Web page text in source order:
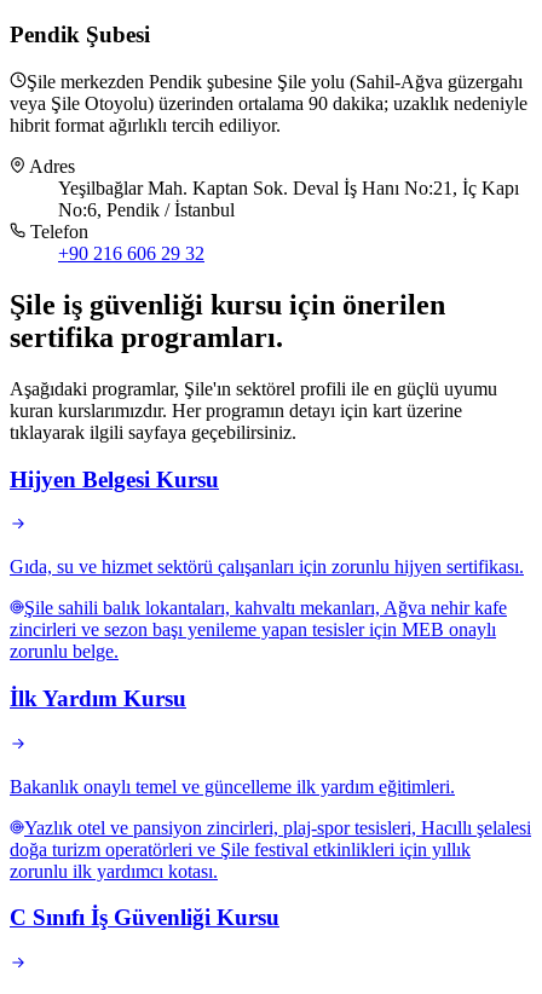
Pendik Şubesi
Şile merkezden Pendik şubesine Şile yolu (Sahil-Ağva güzergahı
veya Şile Otoyolu) üzerinden ortalama 90 dakika; uzaklık nedeniyle
hibrit format ağırlıklı tercih ediliyor.
Adres
Yeşilbağlar Mah. Kaptan Sok. Deval İş Hanı No:21, İç Kapı
No:6, Pendik / İstanbul
Telefon
+90 216 606 29 32
Şile iş güvenliği kursu için önerilen
sertifika programları.
Aşağıdaki programlar, Şile'ın sektörel profili ile en güçlü uyumu
kuran kurslarımızdır. Her programın detayı için kart üzerine
tıklayarak ilgili sayfaya geçebilirsiniz.
Hijyen Belgesi Kursu
Gıda, su ve hizmet sektörü çalışanları için zorunlu hijyen sertifikası.
Şile sahili balık lokantaları, kahvaltı mekanları, Ağva nehir kafe
zincirleri ve sezon başı yenileme yapan tesisler için MEB onaylı
zorunlu belge.
İlk Yardım Kursu
Bakanlık onaylı temel ve güncelleme ilk yardım eğitimleri.
Yazlık otel ve pansiyon zincirleri, plaj-spor tesisleri, Hacıllı şelalesi
doğa turizm operatörleri ve Şile festival etkinlikleri için yıllık
zorunlu ilk yardımcı kotası.
C Sınıfı İş Güvenliği Kursu